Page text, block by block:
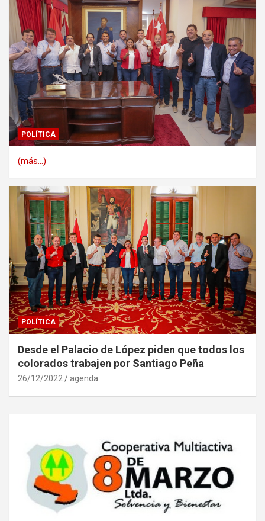
POLÍTICA
(más…)
POLÍTICA
Desde el Palacio de López piden que todos los
colorados trabajen por Santiago Peña
26/12/2022 agenda